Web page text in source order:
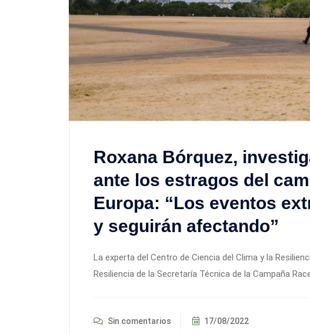
Roxana Bórquez,
ante los estragos del
Europa: “Los eventos
y seguirán afectando”
La experta del Centro de Ciencia del Clima y la
Resiliencia de la Secretaría Técnica de la Campaña
Sin comentarios 17/08/2022